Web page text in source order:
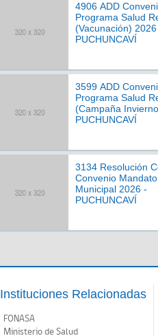
4906 ADD
Programa Salud
(Vacunación) 2026
PUCHUNCAVÍ
3599 ADD
Programa Salud
(Campaña
PUCHUNCAVÍ
3134 Resolución
Convenio Mandato
Municipal 2026 -
PUCHUNCAVÍ
Instituciones Relacionadas
FONASA
Ministerio de Salud